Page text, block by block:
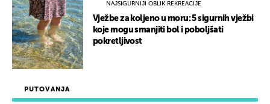
PUTOVANJA
NAJSIGURNIJI OBLIK REKREACIJE
Vježbe za koljeno u moru: 5 sigurnih vježbi
koje mogu smanjiti bol i poboljšati
pokretljivost